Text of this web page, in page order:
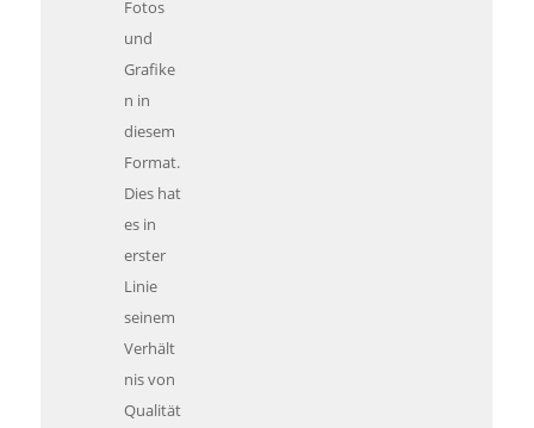
Fotos
und
Grafike
n in
diesem
Format.
Dies hat
es in
erster
Linie
seinem
Verhält
nis von
Qualität